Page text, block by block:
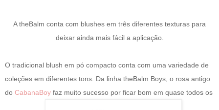
A theBalm conta com blushes em três diferentes texturas para
deixar ainda mais fácil a aplicação.
O tradicional blush em pó compacto conta com uma variedade de
coleções em diferentes tons. Da linha theBalm Boys, o rosa antigo
do CabanaBoy faz muito sucesso por ficar bom em quase todos os